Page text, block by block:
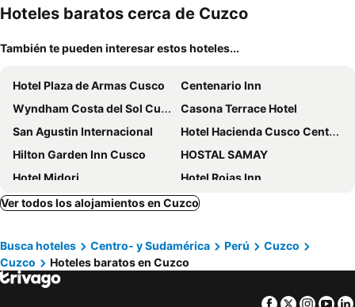
mascotas
Hoteles baratos cerca de Cuzco
También te pueden interesar estos hoteles...
Hotel Plaza de Armas Cusco
Centenario Inn
Wyndham Costa del Sol Cusco
Casona Terrace Hotel
San Agustin Internacional
Hotel Hacienda Cusco Centro Historico
Hilton Garden Inn Cusco
HOSTAL SAMAY
Hotel Midori
Hotel Rojas Inn
Palacio del Inka, a Luxury Collection Hotel, Cusco
Quechua Hotel Cusco
San Agustin Plaza
SACHA Centric
Selina Plaza De Armas Cusco
CASA CRISTOBAL Siete Cuartones CASONA COLONIAL
Novotel Cusco
Ver todos los alojamientos en Cuzco
Busca hoteles Centro- y Sudamérica Perú
Cuzco
Cuzco
Hoteles baratos en Cuzco
Facebook
Twitter